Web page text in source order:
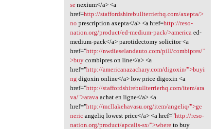
senexium</a> <a
href=http://staffordshirebullterrierhq.com/axepta/>
no prescription axepta</a> <a href=http://reso-
nation.org/product/ed-medium-pack/>america ed-
medium-pack</a> parotidectomy solicitor <a
href="http://nwdieselandauto.com/pill/combipres/"
>buycombipres on line</a> <a
href="http://americanazachary.com/digoxin/">buyi
ng digoxin online</a> low price digoxin <a
href="http://staffordshirebullterrierhq.com/item/ara
va/">arava achat en ligne</a> <a
href="http://mcllakehavasu.org/item/angeliq/">ge
nericangeliq lowest price</a> <a href="http://reso-
nation.org/product/apcalis-sx/">whereto buy